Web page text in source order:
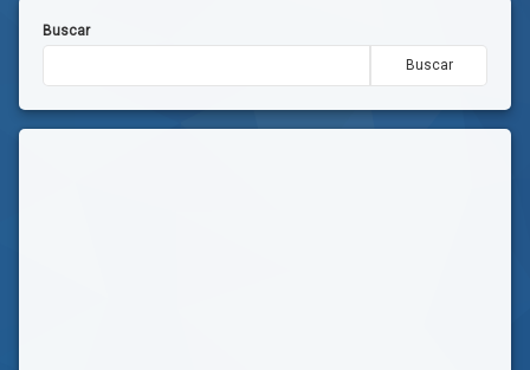
Buscar
Buscar